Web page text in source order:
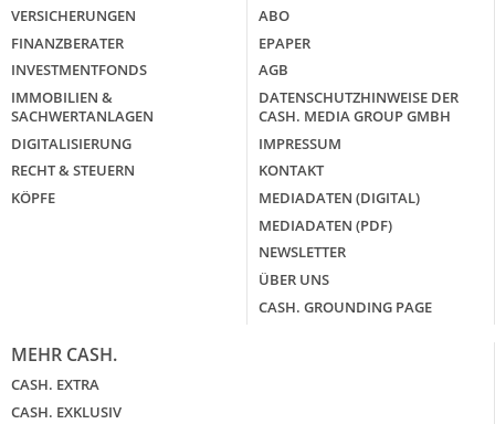
VERSICHERUNGEN
FINANZBERATER
INVESTMENTFONDS
IMMOBILIEN &
SACHWERTANLAGEN
DIGITALISIERUNG
RECHT & STEUERN
KÖPFE
ABO
EPAPER
AGB
DATENSCHUTZHINWEISE DER
CASH. MEDIA GROUP GMBH
IMPRESSUM
KONTAKT
MEDIADATEN (DIGITAL)
MEDIADATEN (PDF)
NEWSLETTER
ÜBER UNS
CASH. GROUNDING PAGE
MEHR CASH.
CASH. EXTRA
CASH. EXKLUSIV